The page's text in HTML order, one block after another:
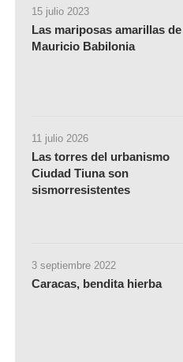
15 julio 2023
Las mariposas amarillas de
Mauricio Babilonia
11 julio 2026
Las torres del urbanismo
Ciudad Tiuna son
sismorresistentes
3 septiembre 2022
Caracas, bendita hierba